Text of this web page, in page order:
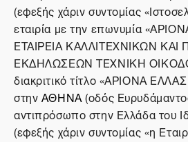
(εφεξής χάριν συντομίας
εταιρία με την επωνυμία
ΕΤΑΙΡΕΙΑ ΚΑΛΛΙΤΕΧΝΙΚΩΝ ΚΑΙ
ΕΚΔΗΛΩΣΕΩΝ ΤΕΧΝΙΚΗ
διακριτικό τίτλο «ΑΡΙΟΝΑ
στηνΑΘΗΝΑ(οδός
αντιπρόσωπο στην Ελλάδα του
(εφεξής χάριν συντομίας «η